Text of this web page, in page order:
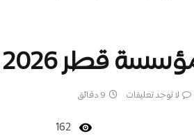
قطر 2026
لا توجد تعليقات 9 دقائق
162